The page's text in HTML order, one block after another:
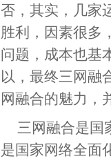
否，其实，几家
胜利，因素很多
问题，成本也基
以，最终三网融
网融合的魅力，
三网融合是国
是国家网络全面